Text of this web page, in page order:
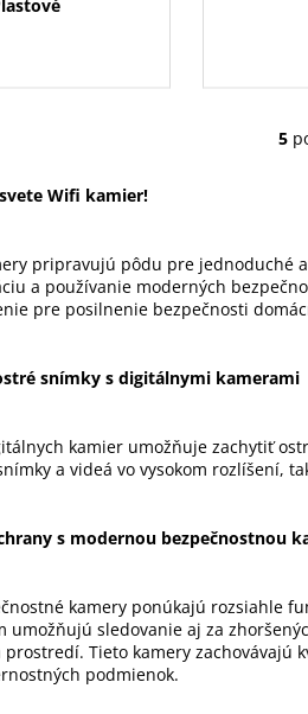
5
Wifi kamier!
pripravujú pôdu pre jednoduché
a používanie moderných
pre posilnenie bezpečnosti
snímky s digitálnymi kamerami
kamier umožňuje zachytiť
a videá vo vysokom rozlíšení,
s modernou bezpečnostnou
kamery ponúkajú rozsiahle
umožňujú sledovanie aj za
prostredí. Tieto kamery
podmienok.